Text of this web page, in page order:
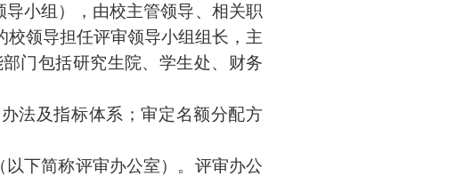
小组），由校主管领导、相关职
领导担任评审领导小组组长，主
门包括研究生院、学生处、财务
法及指标体系；审定名额分配方
下简称评审办公室）。评审办公